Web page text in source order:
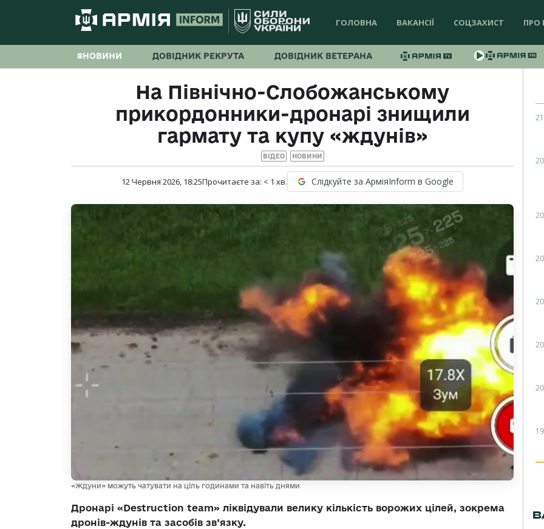
ГОЛОВНА ВАКАНСІЇ СОЦЗАХИСТ ПРО
#НОВИНИ ДОВІДНИК РЕКРУТА ДОВІДНИК ВЕТЕРАНА
На Північно-Слобожанському
прикордонники-дронарі знищили
гармату та купу «ждунів»
ВІДЕО НОВИНИ
12 Червня 2026, 18:25Прочитаєте за: < 1 хв. Слідкуйте за АрміяInform в Google
«Ждуни» можуть чатувати на ціль годинами та навіть днями
Дронарі «Destruction team» ліквідували велику кількість ворожих цілей, зокрема
дронів-ждунів та засобів зв’язку.